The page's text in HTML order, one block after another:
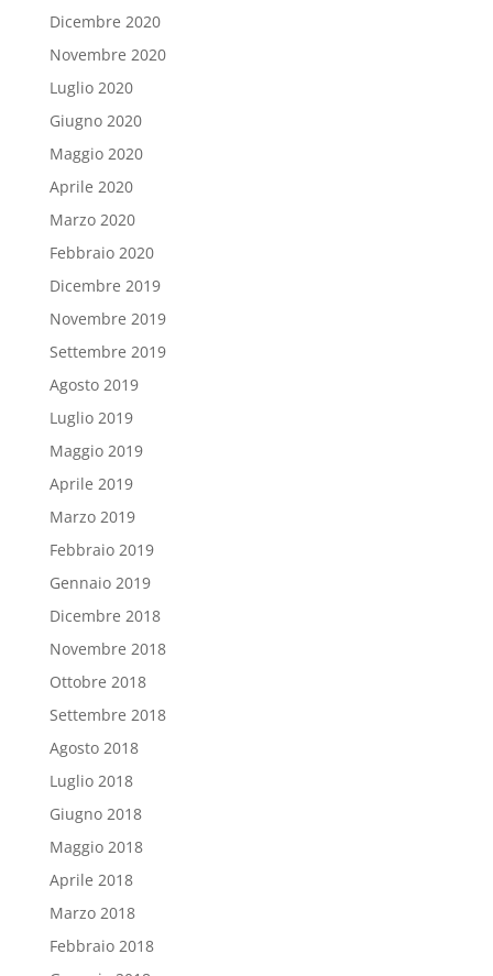
Dicembre 2020
Novembre 2020
Luglio 2020
Giugno 2020
Maggio 2020
Aprile 2020
Marzo 2020
Febbraio 2020
Dicembre 2019
Novembre 2019
Settembre 2019
Agosto 2019
Luglio 2019
Maggio 2019
Aprile 2019
Marzo 2019
Febbraio 2019
Gennaio 2019
Dicembre 2018
Novembre 2018
Ottobre 2018
Settembre 2018
Agosto 2018
Luglio 2018
Giugno 2018
Maggio 2018
Aprile 2018
Marzo 2018
Febbraio 2018